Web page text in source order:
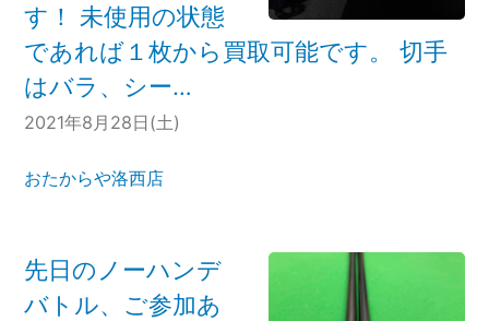
す！ 未使用の状態
であれば１枚から買取可能です。 切手
はバラ、シー…
2021年8月28日(土)
おたからや洛西店
先日のノーハンデ
バトル、ご参加あ